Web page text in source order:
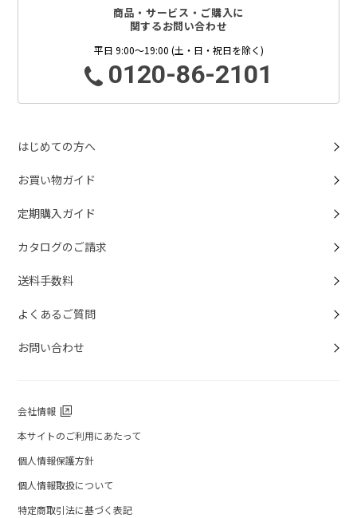
商品・サービス・ご購入に
関するお問い合わせ
平日 9:00～19:00 (土・日・祝日を除く)
0120-86-2101
はじめての方へ
お買い物ガイド
定期購入ガイド
カタログのご請求
送料手数料
よくあるご質問
お問い合わせ
会社情報
本サイトのご利用にあたって
個人情報保護方針
個人情報取扱について
特定商取引法に基づく表記